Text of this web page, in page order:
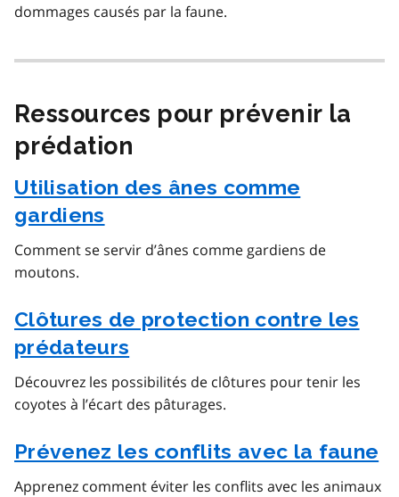
dommages causés par la faune.
Ressources pour prévenir la
prédation
Utilisation des ânes comme
gardiens
Comment se servir d’ânes comme gardiens de
moutons.
Clôtures de protection contre les
prédateurs
Découvrez les possibilités de clôtures pour tenir les
coyotes à l’écart des pâturages.
Prévenez les conflits avec la faune
Apprenez comment éviter les conflits avec les animaux